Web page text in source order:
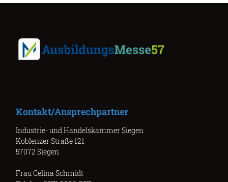
Kontakt/Ansprechpartner
Industrie- und Handelskammer Siegen
Koblenzer Straße 121
57072 Siegen
Frau Celina Schmidt